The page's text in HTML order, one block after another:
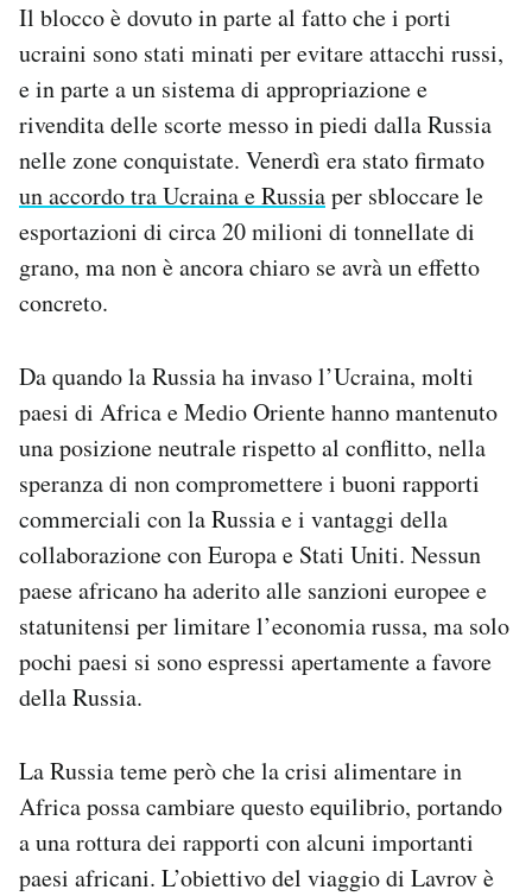
Il blocco è dovuto in parte al fatto che i porti
ucraini sono stati minati per evitare attacchi russi,
e in parte a un sistema di appropriazione e
rivendita delle scorte messo in piedi dalla Russia
nelle zone conquistate. Venerdì era stato firmato
un accordo tra Ucraina e Russiaper sbloccare le
esportazioni di circa 20 milioni di tonnellate di
grano, ma non è ancora chiaro se avrà un effetto
concreto.
Da quando la Russia ha invaso l’Ucraina, molti
paesi di Africa e Medio Oriente hanno mantenuto
una posizione neutrale rispetto al conflitto, nella
speranza di non compromettere i buoni rapporti
commerciali con la Russia e i vantaggi della
collaborazione con Europa e Stati Uniti. Nessun
paese africano ha aderito alle sanzioni europee e
statunitensi per limitare l’economia russa, ma solo
pochi paesi si sono espressi apertamente a favore
della Russia.
La Russia teme però che la crisi alimentare in
Africa possa cambiare questo equilibrio, portando
a una rottura dei rapporti con alcuni importanti
paesi africani. L’obiettivo del viaggio di Lavrov è